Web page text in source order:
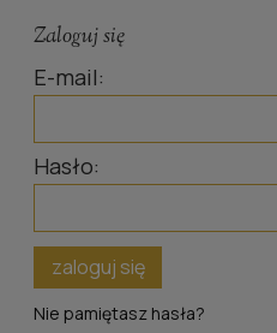
Zaloguj się
E-mail:
Hasło:
zaloguj się
Nie pamiętasz hasła?